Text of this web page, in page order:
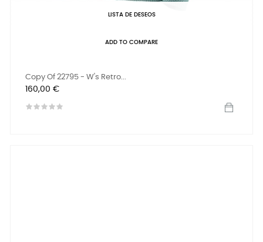
LISTA DE DESEOS
ADD TO COMPARE
Copy Of 22795 - W's Retro...
Precio
160,00 €